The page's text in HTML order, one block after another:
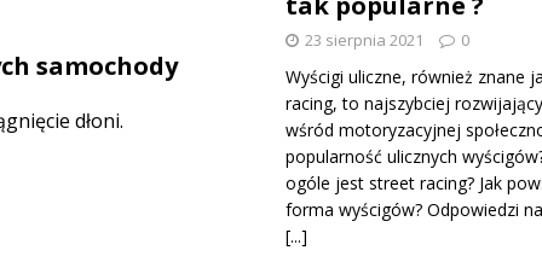
samochody
dłoni.
23 sierpnia 2021 0
Wyścigi uliczne, również znane
racing, to najszybciej
wśród motoryzacyjnej
popularność ulicznych
ogóle jest street racing? Jak
forma wyścigów? Odpowiedzi
[...]